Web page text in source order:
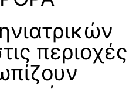
περιοχές